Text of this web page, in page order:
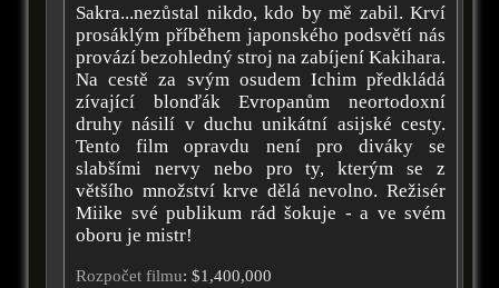
Sakra...nezůstal nikdo, kdo by mě zabil. Krví
prosáklým příběhem japonského podsvětí nás
provází bezohledný stroj na zabíjení Kakihara.
Na cestě za svým osudem Ichim předkládá
zívající blonďák Evropanům neortodoxní
druhy násilí v duchu unikátní asijské cesty.
Tento film opravdu není pro diváky se
slabšími nervy nebo pro ty, kterým se z
většího množství krve dělá nevolno. Režisér
Miike své publikum rád šokuje - a ve svém
oboru je mistr!
Rozpočet filmu: $1,400,000